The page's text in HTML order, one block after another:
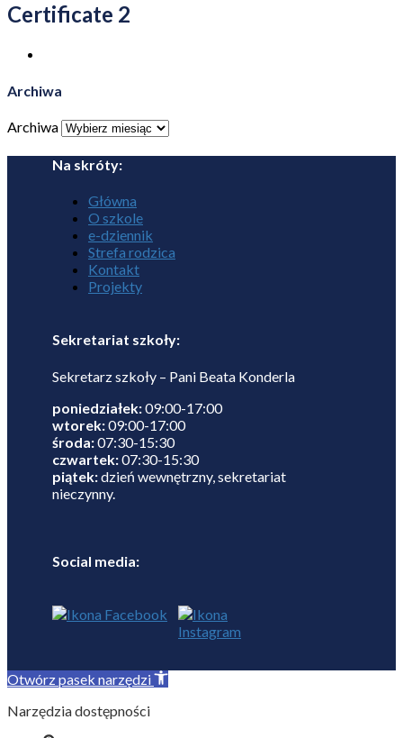
Certificate 2
Archiwa
Archiwa
Na skróty:
Główna
O szkole
e-dziennik
Strefa rodzica
Kontakt
Projekty
Sekretariat szkoły:
Sekretarz szkoły – Pani Beata Konderla
poniedziałek:09:00-17:00
wtorek:09:00-17:00
środa:07:30-15:30
czwartek:07:30-15:30
piątek:dzień wewnętrzny, sekretariat
nieczynny.
Social media:
Otwórz pasek narzędzi
Narzędzia dostępności